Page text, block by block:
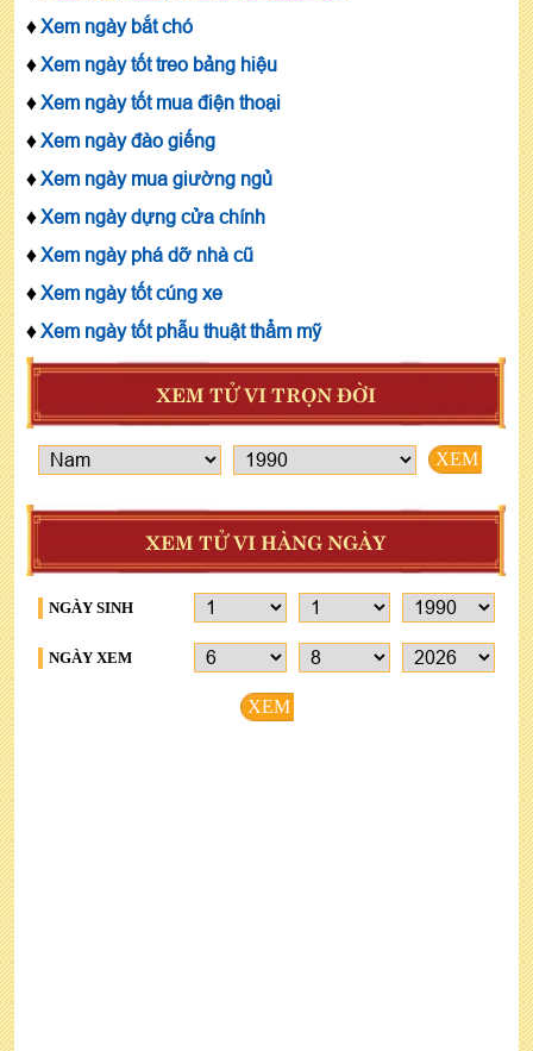
♦Xem ngày bắt chó
♦Xem ngày tốt treo bảng hiệu
♦Xem ngày tốt mua điện thoại
♦Xem ngày đào giếng
♦Xem ngày mua giường ngủ
♦Xem ngày dựng cửa chính
♦Xem ngày phá dỡ nhà cũ
♦Xem ngày tốt cúng xe
♦Xem ngày tốt phẫu thuật thẩm mỹ
XEM TỬ VI TRỌN ĐỜI
XEM
XEM TỬ VI HÀNG NGÀY
NGÀY SINH
NGÀY XEM
XEM